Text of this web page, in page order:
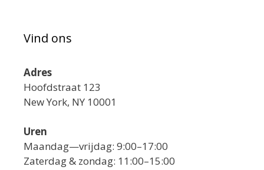
Vind ons
Adres
Hoofdstraat 123
New York, NY 10001
Uren
Maandag—vrijdag: 9:00–17:00
Zaterdag & zondag: 11:00–15:00